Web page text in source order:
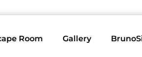
Room Gallery